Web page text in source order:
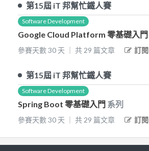
第15屆 iT 邦幫忙鐵人賽
Software Development
Spring Boot 零基礎入門 系列
參賽天數30 天 共 29 篇文章 訂閱
第15屆 iT 邦幫忙鐵人賽
Software Development
Google Cloud Platform 零基礎入門
參賽天數30 天 共 29 篇文章 訂閱